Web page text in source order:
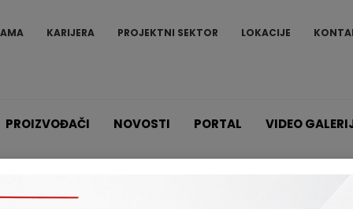
KARIJERA PROJEKTNI SEKTOR LOKACIJE
PROIZVOĐAČI NOVOSTI PORTAL VIDEO